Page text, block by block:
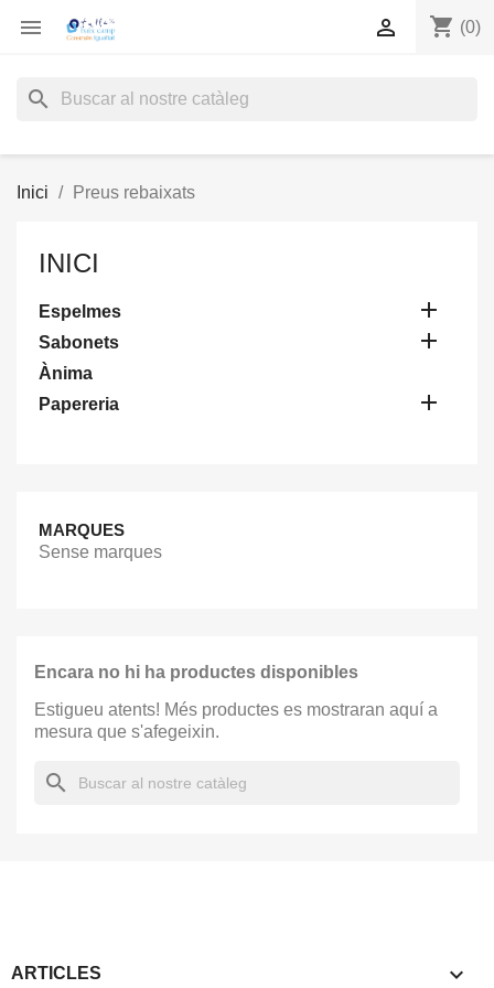
 shopping_cart (0)

search
Inici Preus rebaixats
INICI
Espelmes 
Sabonets 
Ànima
Papereria

MARQUES
Sense marques
Encara no hi ha productes disponibles
Estigueu atents! Més productes es mostraran aquí a
mesura que s'afegeixin.
search
ARTICLES 